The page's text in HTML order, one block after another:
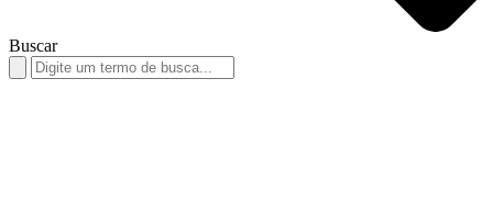
Buscar
Search
for: